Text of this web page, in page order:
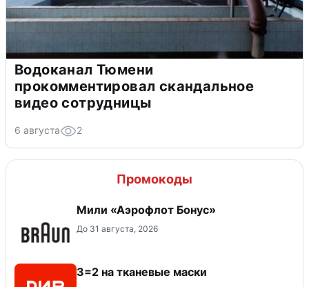
Водоканал Тюмени
прокомментировал скандальное
видео сотрудницы
6 августа 2
Промокоды
Мили «Аэрофлот Бонус»
До 31 августа, 2026
3=2 на тканевые маски